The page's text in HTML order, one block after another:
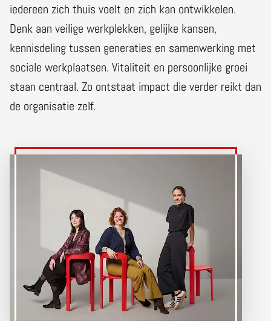
iedereen zich thuis voelt en zich kan ontwikkelen.
Denk aan veilige werkplekken, gelijke kansen,
kennisdeling tussen generaties en samenwerking met
sociale werkplaatsen. Vitaliteit en persoonlijke groei
staan centraal. Zo ontstaat impact die verder reikt dan
de organisatie zelf.